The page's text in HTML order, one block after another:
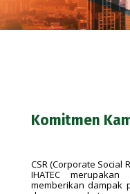
Komitmen
CSR (Corporate Social
IHATEC
memberikan dampak